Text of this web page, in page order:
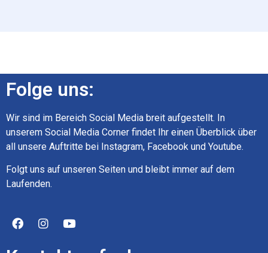
Folge uns:
Wir sind im Bereich Social Media breit aufgestellt. In
unserem Social Media Corner findet Ihr einen Überblick über
all unsere Auftritte bei Instagram, Facebook und Youtube.
Folgt uns auf unseren Seiten und bleibt immer auf dem
Laufenden.